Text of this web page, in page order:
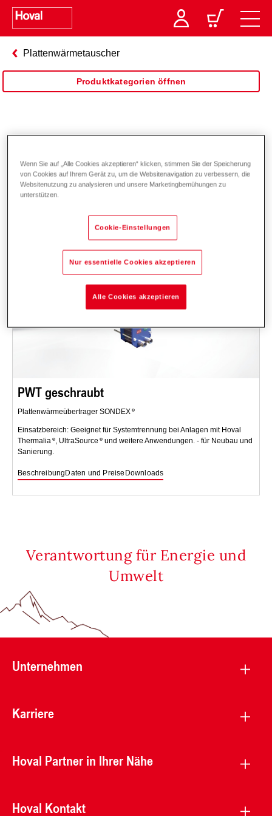
Plattenwärmetauscher
Produktkategorien öffnen
geschraubt
PWT geschraubt
Plattenwärmeübertrager SONDEX
Einsatzbereich: Geeignet für Systemtrennung bei Anlagen mit Hoval
Thermalia , UltraSource
und weitere Anwendungen. - für Neubau und
Sanierung.
Beschreibung Daten und Preise Downloads
Verantwortung für Energie und
Umwelt
Unternehmen
Karriere
Hoval Partner in Ihrer Nähe
Hoval Kontakt
Wenn Sie auf „Alle Cookies akzeptieren“ klicken, stimmen Sie der Speicherung
von Cookies auf Ihrem Gerät zu, um die Websitenavigation zu verbessern, die
Websitenutzung zu analysieren und unsere Marketingbemühungen zu
unterstützen.
Cookie-Einstellungen
Nur essentielle Cookies akzeptieren
Alle Cookies akzeptieren